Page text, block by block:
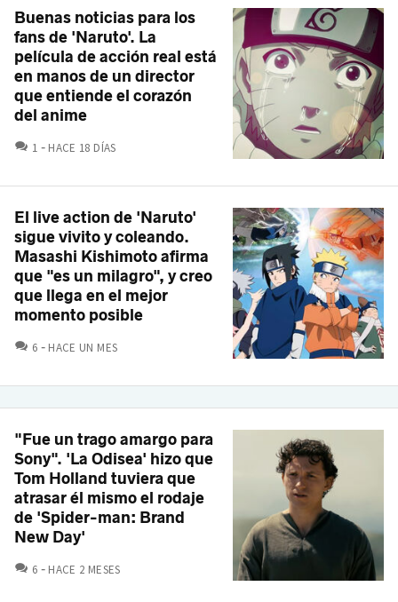
Buenas noticias para los
fans de 'Naruto'. La
película de acción real está
en manos de un director
que entiende el corazón
del anime
1 COMENTARIOS
HACE 18 DÍAS
El live action de 'Naruto'
sigue vivito y coleando.
Masashi Kishimoto afirma
que "es un milagro", y creo
que llega en el mejor
momento posible
6 COMENTARIOS
HACE UN MES
"Fue un trago amargo para
Sony". 'La Odisea' hizo que
Tom Holland tuviera que
atrasar él mismo el rodaje
de 'Spider-man: Brand
New Day'
6 COMENTARIOS
HACE 2 MESES